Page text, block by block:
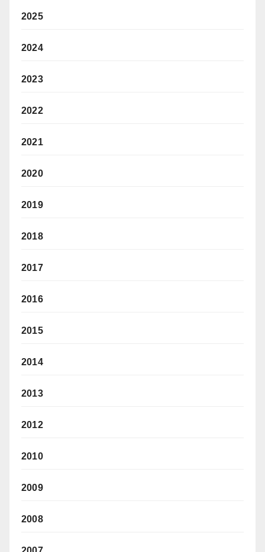
2025
2024
2023
2022
2021
2020
2019
2018
2017
2016
2015
2014
2013
2012
2010
2009
2008